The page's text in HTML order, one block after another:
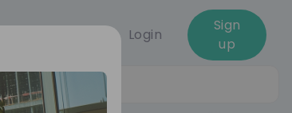
Login
Sign
up